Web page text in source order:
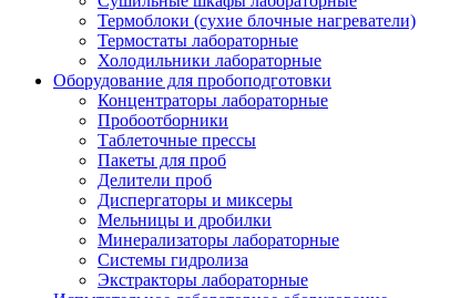
Термоблоки (сухие блочные нагреватели)
Термостаты лабораторные
Холодильники лабораторные
Оборудование для пробоподготовки
Концентраторы лабораторные
Пробоотборники
Таблеточные прессы
Пакеты для проб
Делители проб
Диспергаторы и миксеры
Мельницы и дробилки
Минерализаторы лабораторные
Системы гидролиза
Экстракторы лабораторные